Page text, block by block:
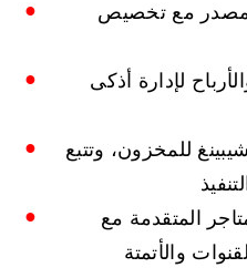
مع تخصيص
لإدارة أذكى
للمخزون، وتتبع
المتقدمة مع
والأتمتة